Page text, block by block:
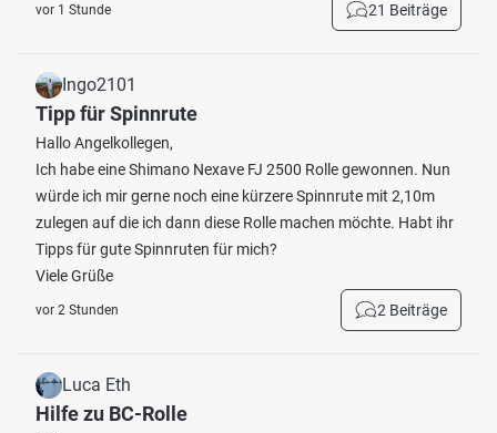
vor 1 Stunde 21 Beiträge
Ingo2101
Tipp für Spinnrute
Hallo Angelkollegen,
Ich habe eine Shimano Nexave FJ 2500 Rolle gewonnen. Nun
würde ich mir gerne noch eine kürzere Spinnrute mit 2,10m
zulegen auf die ich dann diese Rolle machen möchte. Habt ihr
Tipps für gute Spinnruten für mich?
Viele Grüße
vor 2 Stunden 2 Beiträge
Luca Eth
Hilfe zu BC-Rolle